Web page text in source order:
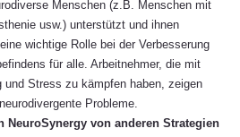
Menschen (z.B. Menschen mit
usw.) unterstützt und ihnen
wichtige Rolle bei der Verbesserung
für alle. Arbeitnehmer, die mit
und Stress zu kämpfen haben, zeigen
Probleme.
NeuroSynergy von anderen Strategien